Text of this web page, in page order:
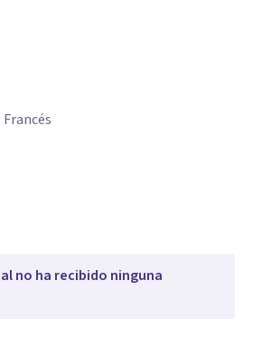
no ha recibido ninguna